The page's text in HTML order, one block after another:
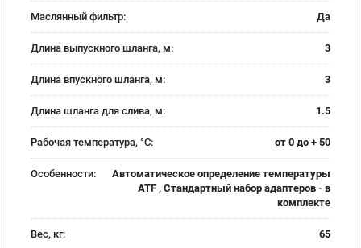
Маслянный фильтр: Да
Длина выпускного шланга, м: 3
Длина впускного шланга, м: 3
Длина шланга для слива, м: 1.5
Рабочая температура, °С: от 0 до + 50
Особенности:
Автоматическое определение температуры
ATF , Стандартный набор адаптеров - в
комплекте
Вес, кг: 65